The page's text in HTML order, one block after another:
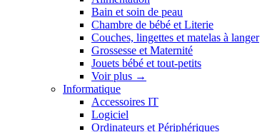
Bain et soin de peau
Chambre de bébé et Literie
Couches, lingettes et matelas à langer
Grossesse et Maternité
Jouets bébé et tout-petits
Voir plus →
Informatique
Accessoires IT
Logiciel
Ordinateurs et Périphériques